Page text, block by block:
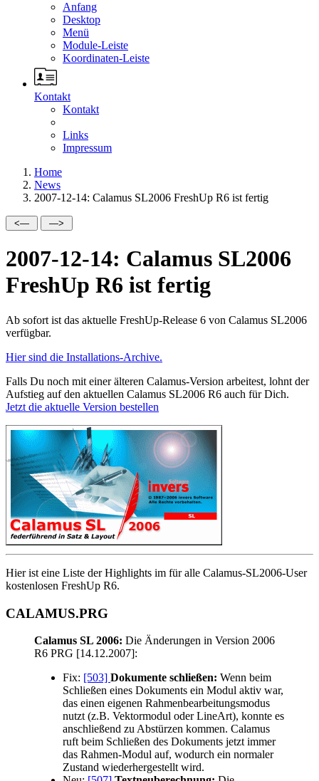
Anfang
Desktop
Menü
Module-Leiste
Koordinaten-Leiste
Kontakt
Kontakt
Links
Impressum
Home
News
2007-12-14: Calamus SL2006 FreshUp R6 ist fertig
2007-12-14: Calamus SL2006
FreshUp R6 ist fertig
Ab sofort ist das aktuelle FreshUp-Release 6 von Calamus SL2006
verfügbar.
Hier sind die Installations-Archive.
Falls Du noch mit einer älteren Calamus-Version arbeitest, lohnt der
Aufstieg auf den aktuellen Calamus SL2006 R6 auch für Dich.
Jetzt die aktuelle Version bestellen
Hier ist eine Liste der Highlights im für alle Calamus-SL2006-User
kostenlosen FreshUp R6.
CALAMUS.PRG
Calamus SL 2006: Die Änderungen in Version 2006
R6 PRG [14.12.2007]:
Fix: [503] Dokumente schließen: Wenn beim
Schließen eines Dokuments ein Modul aktiv war,
das einen eigenen Rahmenbearbeitungsmodus
nutzt (z.B. Vektormodul oder LineArt), konnte es
anschließend zu Abstürzen kommen. Calamus
ruft beim Schließen des Dokuments jetzt immer
das Rahmen-Modul auf, wodurch ein normaler
Zustand wiederhergestellt wird.